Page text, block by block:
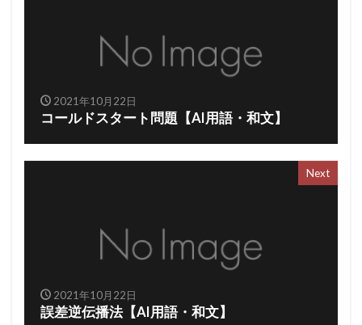
2021年10月22日
コールドスタート問題【AI用語・和文】
Next
2021年10月22日
誤差逆伝播法【AI用語・和文】